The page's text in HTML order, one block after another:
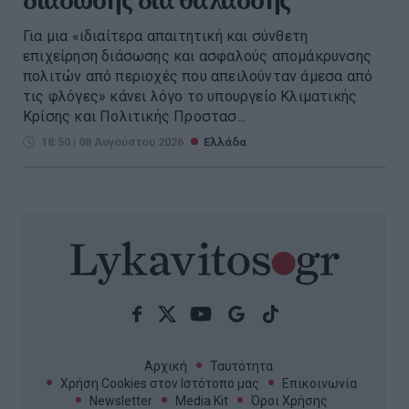
Για μια «ιδιαίτερα απαιτητική και σύνθετη
επιχείρηση διάσωσης και ασφαλούς απομάκρυνσης
πολιτών από περιοχές που απειλούνταν άμεσα από
τις φλόγες» κάνει λόγο το υπουργείο Κλιματικής
Κρίσης και Πολιτικής Προστασ...
18:50 | 08 Αυγούστου 2026 Ελλάδα
Αρχική
Ταυτότητα
Χρήση Cookies στον Ιστότοπο μας
Επικοινωνία
Newsletter
Media Kit Όροι Χρήσης